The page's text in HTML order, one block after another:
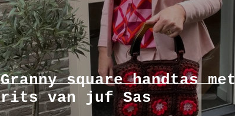
Granny square handtas met
rits van juf Sas